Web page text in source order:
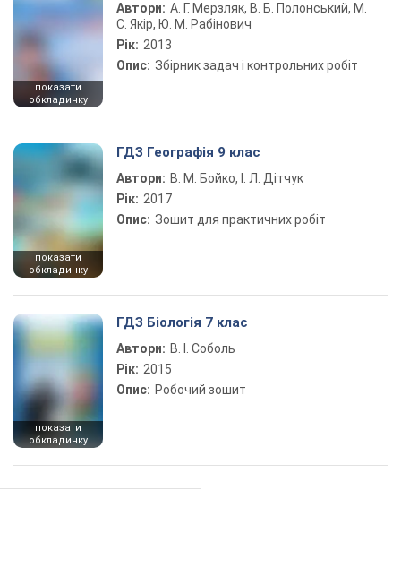
показати
обкладинку
Автори: А. Г. Мерзляк, В. Б. Полонський, М.
С. Якір, Ю. М. Рабінович
Рік: 2013
Опис: Збірник задач і контрольних робіт
показати
обкладинку
ГДЗ Географія 9 клас
Автори: В. М. Бойко, І. Л. Дітчук
Рік: 2017
Опис: Зошит для практичних робіт
показати
обкладинку
ГДЗ Біологія 7 клас
Автори: В. І. Соболь
Рік: 2015
Опис: Робочий зошит